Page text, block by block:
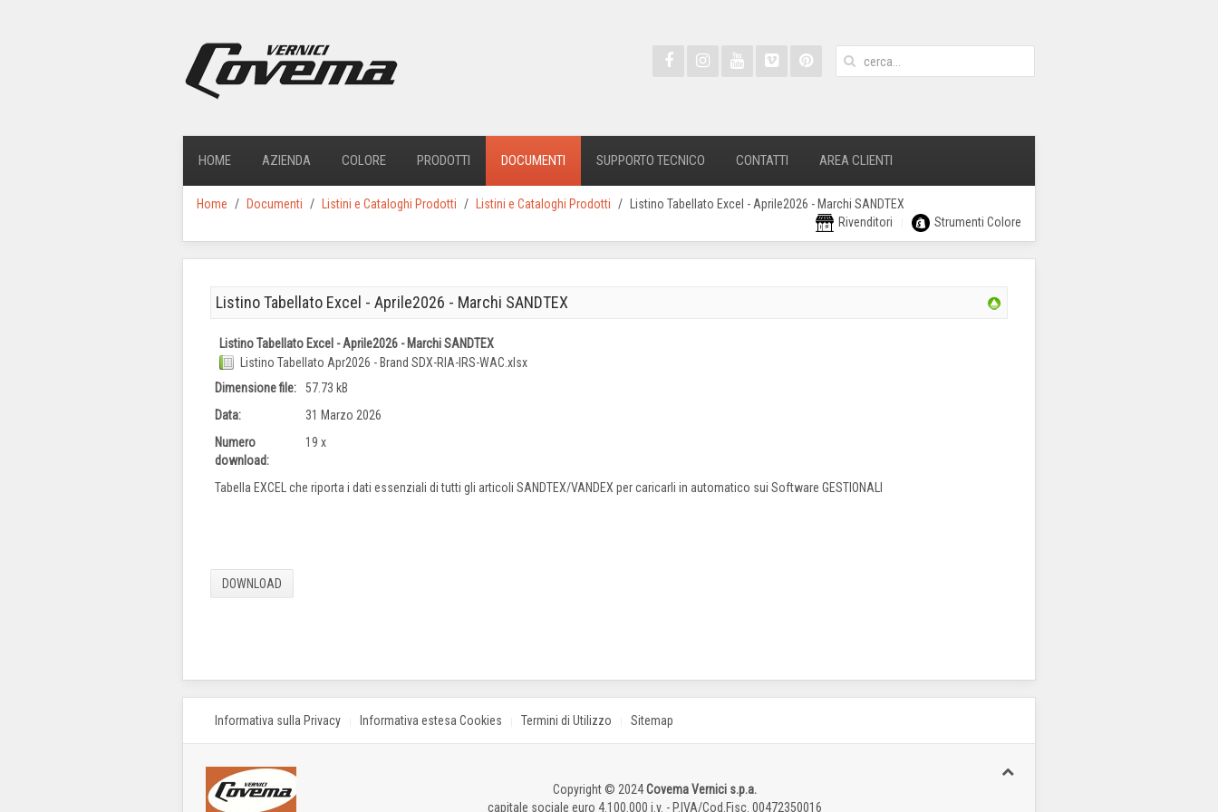
HOME AZIENDA COLORE PRODOTTI DOCUMENTI SUPPORTO TECNICO CONTATTI AREA CLIENTI
Home Documenti Listini e Cataloghi Prodotti Listini e Cataloghi Prodotti
Listino Tabellato Excel - Aprile2026 - Marchi SANDTEX
Rivenditori
Strumenti Colore
Listino Tabellato Excel - Aprile2026 - Marchi SANDTEX
Listino Tabellato Excel - Aprile2026 - Marchi SANDTEX
Listino Tabellato Apr2026 - Brand SDX-RIA-IRS-WAC.xlsx
Dimensione file:
57.73 kB
Data:
31 Marzo 2026
Numero
download:
19 x
Tabella EXCEL che riporta i dati essenziali di tutti gli articoli SANDTEX/VANDEX per caricarli in automatico sui Software GESTIONALI
Informativa sulla Privacy Informativa estesa Cookies Termini di Utilizzo Sitemap
Copyright © 2024Covema Vernici s.p.a.
capitale sociale euro 4.100.000 i.v. - P.IVA/Cod.Fisc. 00472350016